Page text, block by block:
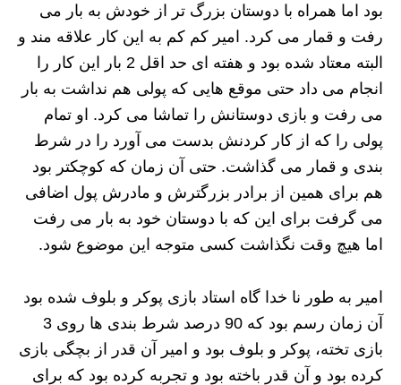
بود اما همراه با دوستان بزرگ تر از خودش به بار می
رفت و قمار می کرد. امیر کم کم به این کار علاقه مند و
البته معتاد شده بود و هفته ای حد اقل 2 بار این کار را
انجام می داد حتی موقع هایی که پولی هم نداشت به بار
می رفت و بازی دوستانش را تماشا می کرد. او تمام
پولی را که از کار کردنش بدست می آورد را در شرط
بندی و قمار می گذاشت. حتی آن زمان که کوچکتر بود
هم برای همین از برادر بزرگترش و مادرش پول اضافی
می گرفت برای این که با دوستان خود به بار می رفت
اما هیچ وقت نگذاشت کسی متوجه این موضوع شود.
امیر به طور نا خدا گاه استاد بازی پوکر و بلوف شده بود
آن زمان رسم بود که 90 درصد شرط بندی ها روی 3
بازی تخته، پوکر و بلوف بود و امیر آن قدر از بچگی بازی
کرده بود و آن قدر باخته بود و تجربه کرده بود که برای